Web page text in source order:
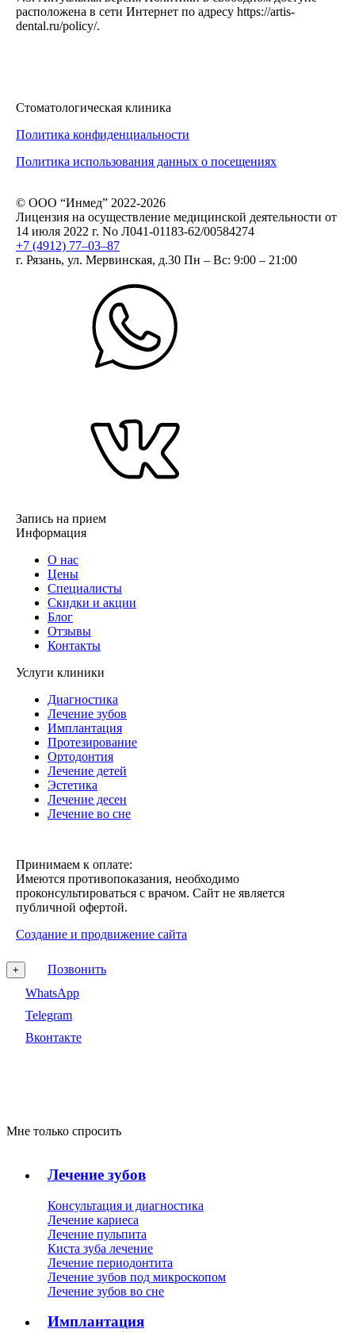
расположена в сети Интернет по адресу https://artis-
dental.ru/policy/.
Стоматологическая клиника
Политика конфиденциальности
Политика использования данных о посещениях
© ООО “Инмед” 2022-2026
Лицензия на осуществление медицинской деятельности от
14 июля 2022 г. No Л041-01183-62/00584274
Информация
О нас
Цены
Специалисты
Скидки и акции
Блог
Отзывы
Контакты
Услуги клиники
Диагностика
Лечение зубов
Имплантация
Протезирование
Ортодонтия
Лечение детей
Эстетика
Лечение десен
Лечение во сне
Принимаем к оплате:
+7 (4912) 77‒03‒87
г. Рязань, ул. Мервинская, д.30 Пн – Вс: 9:00 – 21:00
Запись на прием
Имеются противопоказания, необходимо
проконсультироваться с врачом. Сайт не является
публичной офертой.
Создание и продвижение сайта
+
Позвонить
WhatsApp
Telegram
Вконтакте
Мне только спросить
Лечение зубов
Консультация и диагностика
Лечение кариеса
Лечение пульпита
Киста зуба лечение
Лечение периодонтита
Лечение зубов под микроскопом
Лечение зубов во сне
Имплантация